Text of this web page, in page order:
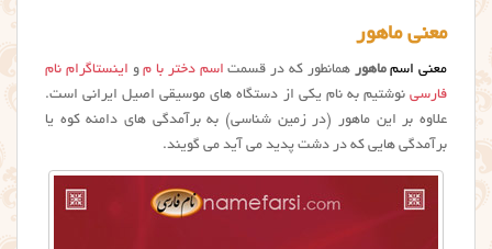
معنی ماهور
معنی اسم ماهور همانطور که در قسمت اسم دختر با مو اینستاگرام نام
فارسی نوشتیم به نام یکی از دستگاه های موسیقی اصیل ایرانی است.
علاوه بر این ماهور (در زمین شناسی) به برآمدگی های دامنه کوه یا
برآمدگی هایی که در دشت پدید می آید می گویند.